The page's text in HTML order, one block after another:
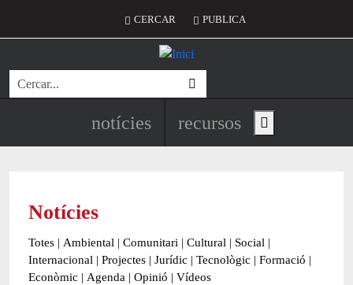
Menú del compte d'usuari
CERCAR PUBLICA
Cerca
Navegació principal de
notícies recursos Show main menu
Notícies
Totes | Ambiental | Comunitari | Cultural | Social |
Internacional | Projectes | Jurídic | Tecnològic | Formació |
Econòmic | Agenda | Opinió | Vídeos